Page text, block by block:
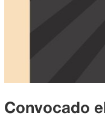
Convocado